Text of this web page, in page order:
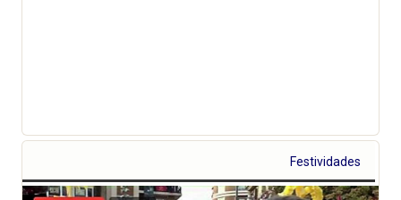
Festividades